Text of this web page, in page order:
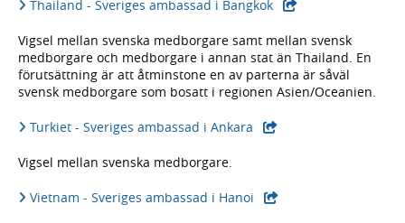
Thailand - Sveriges ambassad i Bangkok
Vigsel mellan svenska medborgare samt mellan svensk
medborgare och medborgare i annan stat än Thailand. En
förutsättning är att åtminstone en av parterna är såväl
svensk medborgare som bosatt i regionen Asien/Oceanien.
Turkiet - Sveriges ambassad i Ankara
Vigsel mellan svenska medborgare.
Vietnam - Sveriges ambassad i Hanoi